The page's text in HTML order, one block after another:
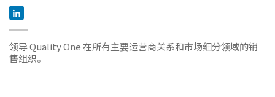
领导 Quality One 在所有主要运营商关系和市场细分领域的销
售组织。